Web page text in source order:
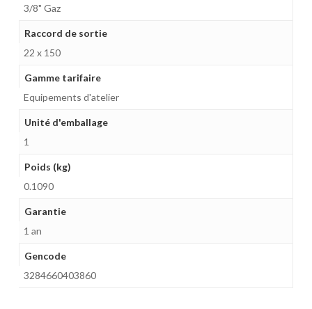
3/8" Gaz
Raccord de sortie
22 x 150
Gamme tarifaire
Equipements d'atelier
Unité d'emballage
1
Poids (kg)
0.1090
Garantie
1 an
Gencode
3284660403860